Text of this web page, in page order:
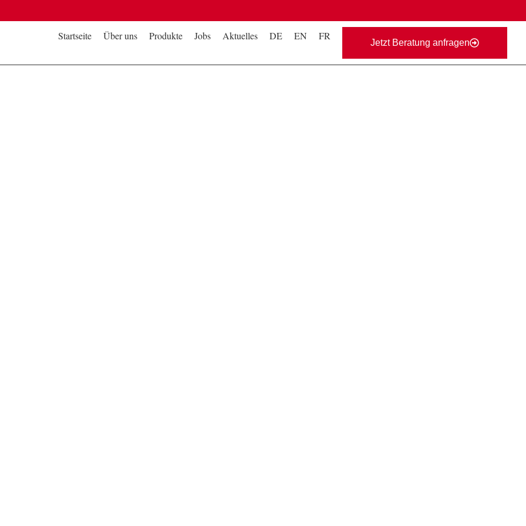
Startseite Über uns Produkte Jobs Aktuelles DE EN FR
Jetzt Beratung anfragen